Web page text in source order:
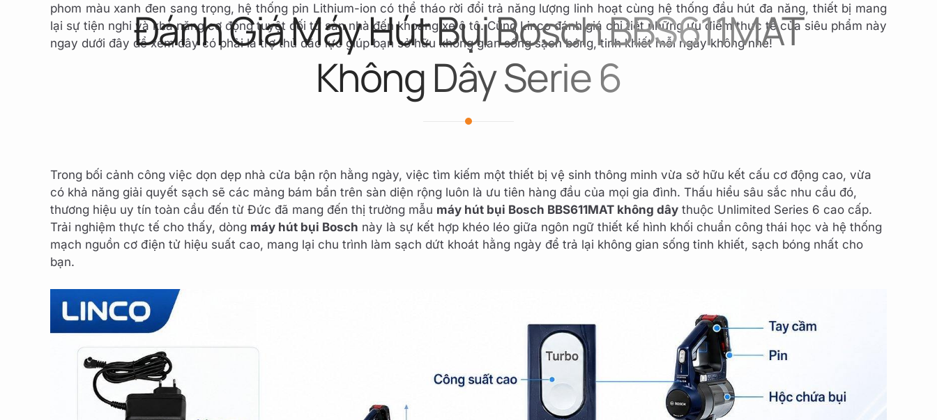
phom màu xanh đen sang trọng, hệ thống pin Lithium-ion có thể tháo rời đổi trả năng lượng linh hoạt cùng hệ thống đầu hút đa năng, thiết bị mang
lại sự tiện nghi và khả năng cơ động tuyệt đối từ sàn nhà đến khoang xe ô tô. Cùng Linco đánh giá chi tiết những ưu điểm thực tế của siêu phẩm này
ngay dưới đây để xem đây có phải là trợ thủ đắc lực giúp bạn sở hữu không gian sống sạch bóng, tinh khiết mỗi ngày không nhé!
Đánh Giá Máy Hút Bụi Bosch BBS611MAT
Không Dây Serie 6
Trong bối cảnh công việc dọn dẹp nhà cửa bận rộn hằng ngày, việc tìm kiếm một thiết bị vệ sinh thông minh vừa sở hữu kết cấu cơ động cao, vừa
có khả năng giải quyết sạch sẽ các mảng bám bẩn trên sàn diện rộng luôn là ưu tiên hàng đầu của mọi gia đình. Thấu hiểu sâu sắc nhu cầu đó,
thương hiệu uy tín toàn cầu đến từ Đức đã mang đến thị trường mẫu máy hút bụi Bosch BBS611MAT không dây thuộc Unlimited Series 6 cao cấp.
Trải nghiệm thực tế cho thấy, dòng máy hút bụi Bosch này là sự kết hợp khéo léo giữa ngôn ngữ thiết kế hình khối chuẩn công thái học và hệ thống
mạch nguồn cơ điện tử hiệu suất cao, mang lại chu trình làm sạch dứt khoát hằng ngày để trả lại không gian sống tinh khiết, sạch bóng nhất cho
bạn.